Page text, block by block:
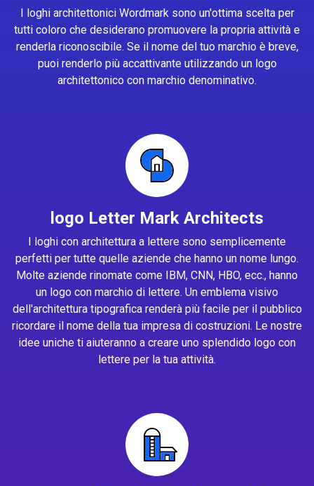
I loghi architettonici Wordmark sono un'ottima scelta per
tutti coloro che desiderano promuovere la propria attività e
renderla riconoscibile. Se il nome del tuo marchio è breve,
puoi renderlo più accattivante utilizzando un logo
architettonico con marchio denominativo.
logo Letter Mark Architects
I loghi con architettura a lettere sono semplicemente
perfetti per tutte quelle aziende che hanno un nome lungo.
Molte aziende rinomate come IBM, CNN, HBO, ecc., hanno
un logo con marchio di lettere. Un emblema visivo
dell'architettura tipografica renderà più facile per il pubblico
ricordare il nome della tua impresa di costruzioni. Le nostre
idee uniche ti aiuteranno a creare uno splendido logo con
lettere per la tua attività.